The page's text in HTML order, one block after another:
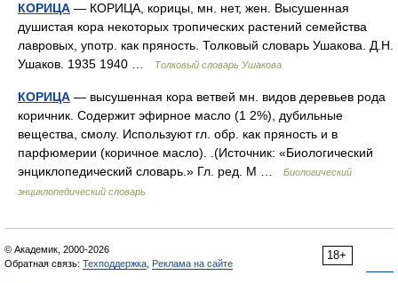
КОРИЦА — КОРИЦА, корицы, мн. нет, жен. Высушенная
душистая кора некоторых тропических растений семейства
лавровых, употр. как пряность. Толковый словарь Ушакова. Д.Н.
Ушаков. 1935 1940 …
Толковый словарь Ушакова
КОРИЦА — высушенная кора ветвей мн. видов деревьев рода
коричник. Содержит эфирное масло (1 2%), дубильные
вещества, смолу. Используют гл. обр. как пряность и в
парфюмерии (коричное масло). .(Источник: «Биологический
энциклопедический словарь.» Гл. ред. М …
Биологический
энциклопедический словарь
18+
© Академик, 2000-2026
Обратная связь: Техподдержка Реклама на сайте